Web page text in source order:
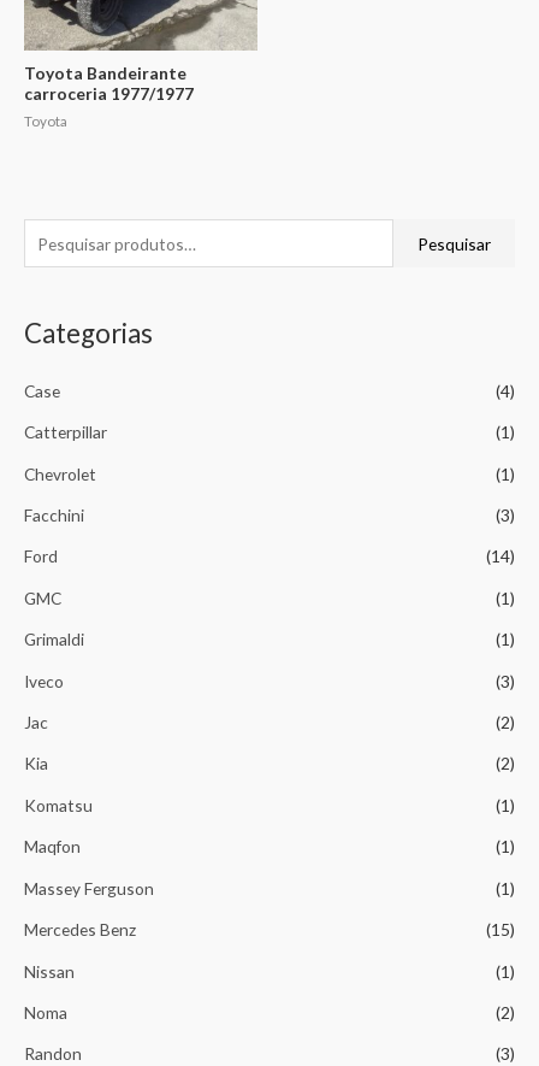
Pesquisar
Categorias
Case (4)
Catterpillar (1)
Chevrolet (1)
Facchini (3)
Ford (14)
GMC (1)
Grimaldi (1)
Iveco (3)
Jac (2)
Kia (2)
Komatsu (1)
Maqfon (1)
Massey Ferguson (1)
Mercedes Benz (15)
Nissan (1)
Noma (2)
Randon (3)
Toyota Bandeirante
carroceria 1977/1977
Toyota